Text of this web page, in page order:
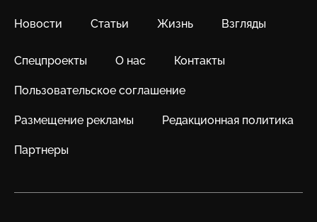
Новости Статьи Жизнь Взгляды
Спецпроекты О нас Контакты
Пользовательское соглашение
Размещение рекламы Редакционная политика
Партнеры